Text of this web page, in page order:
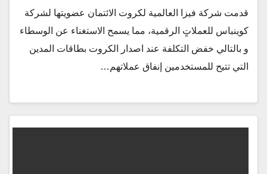
قدمت شركة فيزا العالمية لكروت الائتمان عضويتها لشركة
كوينباس للعملاتٍ الرقمية، مما يسمح الاستغناء عن الوسطاء
و بالتالي خفض التكلفة عند اصدار الكروت بطاقات المدين
التي تتيح للمستخدمين إنفاق عملاتهم…